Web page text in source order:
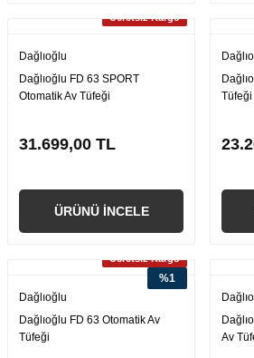
Ücretsiz Kargo
Dağlıoğlu
Dağlıoğlu FD 63 SPORT
Otomatik Av Tüfeği
31.699,00 TL
ÜRÜNÜ İNCELE
Tüfeği
Ücretsiz Kargo
Dağlıoğlu
Dağlıoğlu FD 63 Otomatik Av
Tüfeği
%1
Av